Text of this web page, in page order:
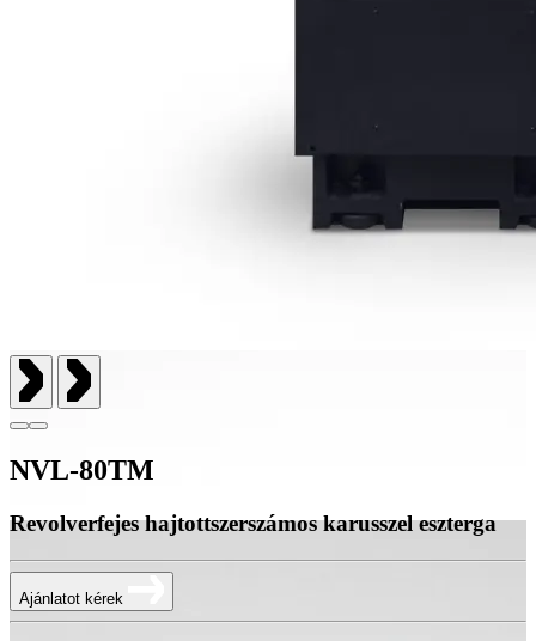
NVL-80TM
Revolverfejes hajtottszerszámos karusszel eszterga
Ajánlatot kérek